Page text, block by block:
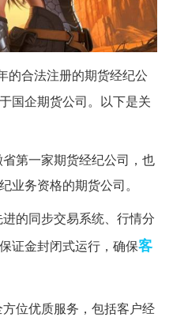
的合法注册的期货经纪公
国企期货公司。以下是关
第一家期货经纪公司，也
业务资格的期货公司。
的同步交易系统、行情分
证金封闭式运行，确保客
位优质服务，包括客户经